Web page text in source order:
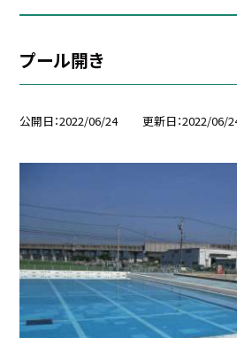
プール開き
公開日 2022/06/24 更新日 2022/06/